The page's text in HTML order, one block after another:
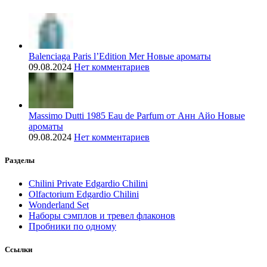
Balenciaga Paris l’Edition Mer Новые ароматы
09.08.2024 Нет комментариев
Massimo Dutti 1985 Eau de Parfum от Анн Айо Новые
ароматы
09.08.2024 Нет комментариев
Разделы
Chilini Private Edgardio Chilini
Olfactorium Edgardio Chilini
Wonderland Set
Наборы сэмплов и тревел флаконов
Пробники по одному
Ссылки